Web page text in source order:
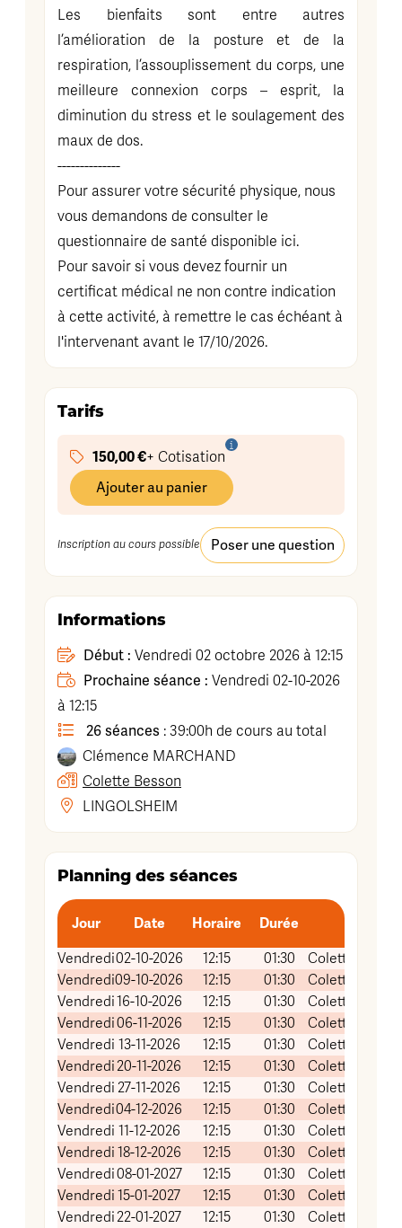
Les bienfaits sont entre autres
l’amélioration de la posture et de la
respiration, l’assouplissement du corps, une
meilleure connexion corps – esprit, la
diminution du stress et le soulagement des
maux de dos.
--------------
Pour assurer votre sécurité physique, nous
vous demandons de consulter le
questionnaire de santé disponible ici.
Pour savoir si vous devez fournir un
certificat médical ne non contre indication
à cette activité, à remettre le cas échéant à
l'intervenant avant le 17/10/2026.
Tarifs
150,00 €+ Cotisation
Ajouter au panier
Inscription au cours possible Poser une question
Informations
Début : Vendredi 02 octobre 2026 à 12:15
Prochaine séance : Vendredi 02-10-2026
à 12:15
26 séances : 39:00h de cours au total
Clémence MARCHAND
Colette Besson
LINGOLSHEIM
Planning des séances
Jour Date Horaire
Durée
Vendredi02-10-2026 12:15 01:30
Colette
Vendredi09-10-2026 12:15 01:30
Colette
Vendredi16-10-2026 12:15 01:30
Colette
Vendredi06-11-2026 12:15 01:30
Colette
Vendredi 13-11-2026 12:15 01:30
Colette
Vendredi 20-11-2026 12:15 01:30
Colette
Vendredi 27-11-2026 12:15 01:30
Colette
Vendredi04-12-2026 12:15 01:30
Colette
Vendredi 11-12-2026 12:15 01:30
Colette
Vendredi 18-12-2026 12:15 01:30
Colette
Vendredi08-01-2027 12:15 01:30
Colette
Vendredi 15-01-2027 12:15 01:30
Colette
Vendredi 22-01-2027 12:15 01:30 Colette